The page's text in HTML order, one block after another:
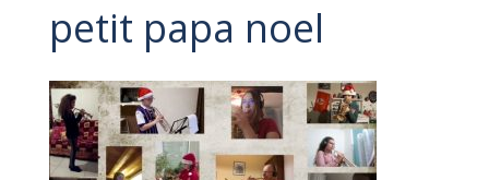
petit papa noel